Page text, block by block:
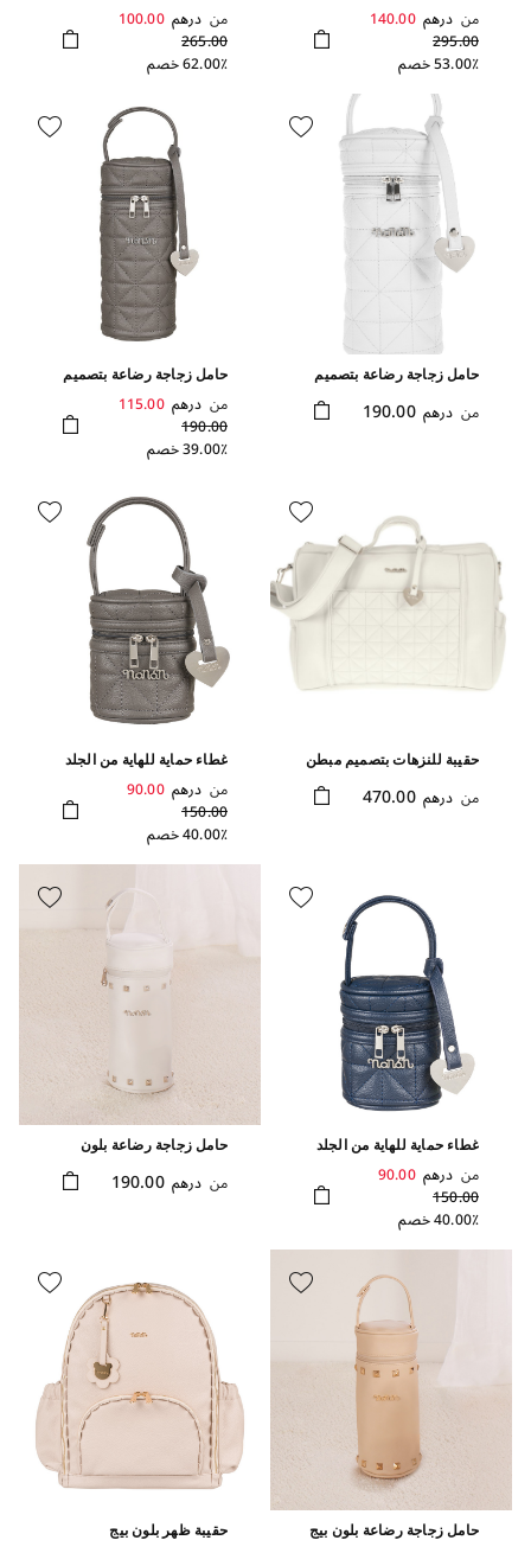
من درهم 140.00
295.00
53.00٪ خصم
من درهم 100.00
265.00
62.00٪ خصم
حامل زجاجة رضاعة بتصميم
من درهم 190.00
حامل زجاجة رضاعة بتصميم
من درهم 115.00
190.00
39.00٪ خصم
حقيبة للنزهات بتصميم مبطن
من درهم 470.00
غطاء حماية للهاية من الجلد
من درهم 90.00
150.00
40.00٪ خصم
غطاء حماية للهاية من الجلد
من درهم 90.00
150.00
40.00٪ خصم
حامل زجاجة رضاعة بلون
من درهم 190.00
حامل زجاجة رضاعة بلون بيج
حقيبة ظهر بلون بيج